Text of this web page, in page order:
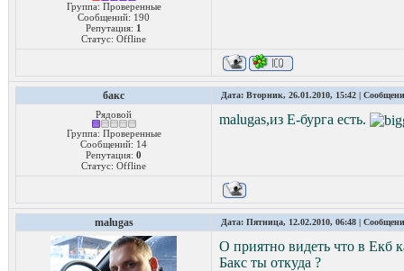
Группа: Проверенные
Сообщений: 190
Репутация: 1
Статус: Offline
бакс Дата: Вторник, 26.01.2010, 15:42 |
Рядовой
Группа: Проверенные
Сообщений: 14
Репутация: 0
Статус: Offline
malugas,из Е-бурга есть.
malugas Дата: Пятница, 12.02.2010, 06:48 |
О приятно видеть что в Екб
Бакс ты откуда ?